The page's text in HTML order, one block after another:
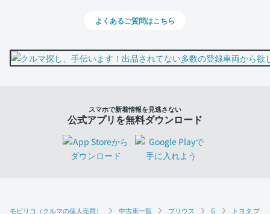
モビリコ（クルマの個人売買） 中古車一覧 プリウス G トヨタ プ
よくあるご質問はこちら
スマホで新着情報を見逃さない
公式アプリを無料ダウンロード